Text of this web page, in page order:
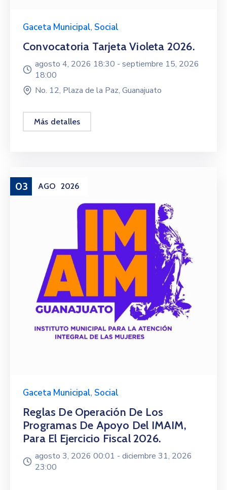
Gaceta Municipal, Social
Convocatoria Tarjeta Violeta 2026.
agosto 4, 2026 18:30 - septiembre 15, 2026
18:00
No. 12, Plaza de la Paz, Guanajuato
Más detalles
03 AGO 2026
Gaceta Municipal, Social
Reglas De Operación De Los
Programas De Apoyo Del IMAIM,
Para El Ejercicio Fiscal 2026.
agosto 3, 2026 00:01 - diciembre 31, 2026
23:00